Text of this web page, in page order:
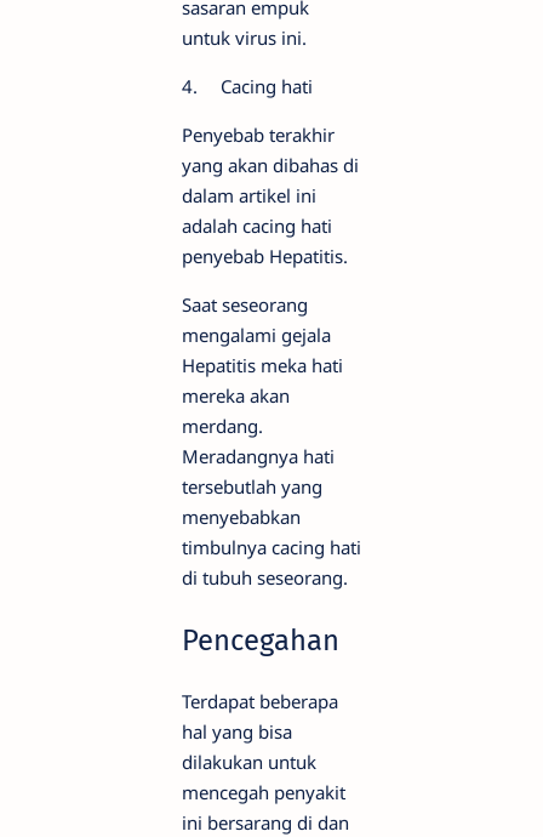
sasaran empuk
untuk virus ini.
4.
Cacing hati
Penyebab terakhir
yang akan dibahas di
dalam artikel ini
adalah cacing hati
penyebab Hepatitis.
Saat seseorang
mengalami gejala
Hepatitis meka hati
mereka akan
merdang.
Meradangnya hati
tersebutlah yang
menyebabkan
timbulnya cacing hati
di tubuh seseorang.
Pencegahan
Terdapat beberapa
hal yang bisa
dilakukan untuk
mencegah penyakit
ini bersarang di dan